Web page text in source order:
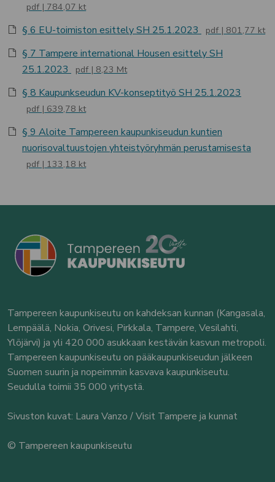
pdf 784,07 kt
§ 6 EU-toimiston esittely SH 25.1.2023 pdf 801,77 kt
§ 7 Tampere international Housen esittely SH
25.1.2023
pdf 8,23 Mt
§ 8 Kaupunkseudun KV-konseptityö SH 25.1.2023
pdf 639,78 kt
§ 9 Aloite Tampereen kaupunkiseudun kuntien
nuorisovaltuustojen yhteistyöryhmän perustamisesta
pdf 133,18 kt
Tampereen kaupunkiseutu on kahdeksan kunnan (Kangasala,
Lempäälä, Nokia, Orivesi, Pirkkala, Tampere, Vesilahti,
Ylöjärvi) ja yli 420 000 asukkaan kestävän kasvun metropoli.
Tampereen kaupunkiseutu on pääkaupunkiseudun jälkeen
Suomen suurin ja nopeimmin kasvava kaupunkiseutu.
Seudulla toimii 35 000 yritystä.
Sivuston kuvat: Laura Vanzo / Visit Tampere ja kunnat
© Tampereen kaupunkiseutu